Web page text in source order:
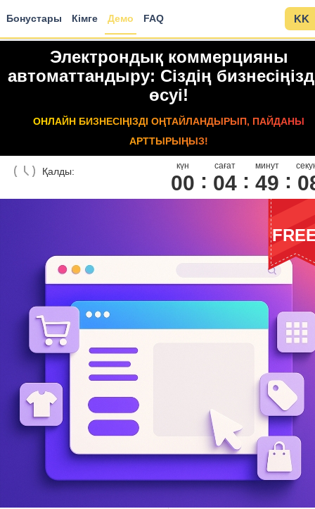
Бонустары Кімге Демо FAQ KK
Электрондық коммерцияны
автоматтандыру: Сіздің
өсуі!
ОНЛАЙН БИЗНЕСІҢІЗДІ ОҢТАЙЛАНДЫРЫП, ПАЙДАНЫ
АРТТЫРЫҢЫЗ!
Қалды: күн
00
сағат
04
минут
49 0